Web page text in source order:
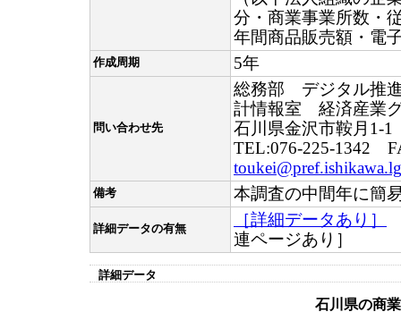
分・商業事業所数・
年間商品販売額・電
作成周期 5年
問い合わせ先
総務部 デジタル推
計情報室 経済産業
石川県金沢市鞍月1-1
TEL:076-225-1342
備考 本調査の中間年に簡
詳細データの有無
［詳細データあり］
連ページあり］
詳細データ
石川県の商